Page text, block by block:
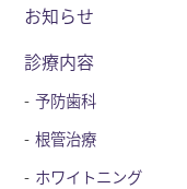
お知らせ
診療内容
予防歯科
根管治療
ホワイトニング